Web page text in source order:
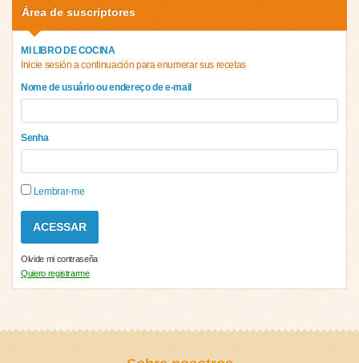
Área de suscriptores
MI LIBRO DE COCINA
Inicie sesión a continuación para enumerar sus recetas
Nome de usuário ou endereço de e-mail
Senha
Lembrar-me
Olvide mi contraseña
Quiero registrarme